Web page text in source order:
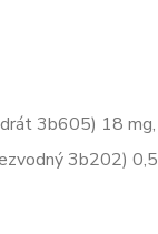
3b605) 18 mg,
3b202) 0,5